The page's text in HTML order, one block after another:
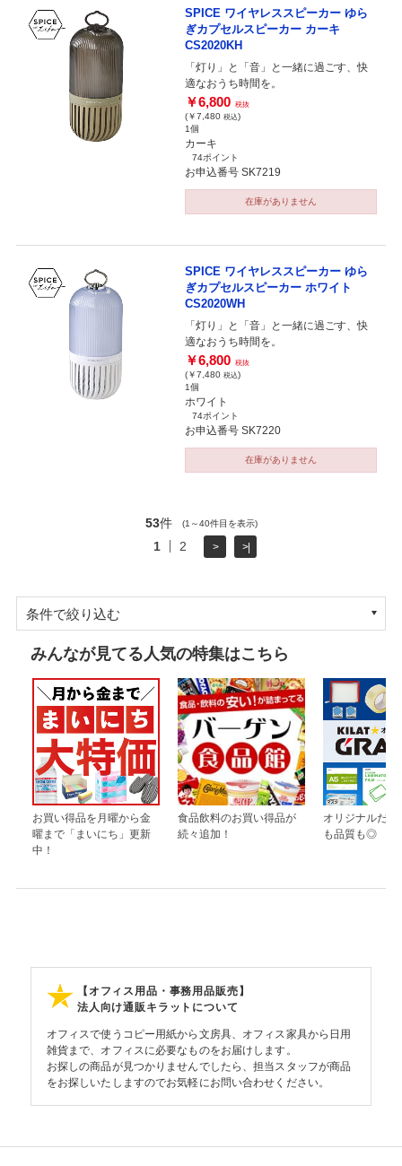
SPICE ワイヤレススピーカー ゆら
ぎカプセルスピーカー カーキ
CS2020KH
「灯り」と「音」と一緒に過ごす、快
適なおうち時間を。
￥6,800 税抜
(￥7,480 税込)
1個
カーキ
74ポイント
お申込番号 SK7219
在庫がありません
SPICE ワイヤレススピーカー ゆら
ぎカプセルスピーカー ホワイト
CS2020WH
「灯り」と「音」と一緒に過ごす、快
適なおうち時間を。
￥6,800 税抜
(￥7,480 税込)
1個
ホワイト
74ポイント
お申込番号 SK7220
在庫がありません
53件 (1～40件目を表示)
1 2 > >|
条件で絞り込む
みんなが見てる人気の特集はこちら
お買い得品を月曜から金
曜まで「まいにち」更新
中！
食品飲料のお買い得品が
続々追加！
オリジナルだか
も品質も◎
【オフィス用品・事務用品販売】
法人向け通販キラットについて
オフィスで使うコピー用紙から文房具、オフィス家具から日用
雑貨まで、オフィスに必要なものをお届けします。
お探しの商品が見つかりませんでしたら、担当スタッフが商品
をお探しいたしますのでお気軽にお問い合わせください。